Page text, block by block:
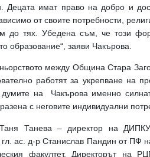
Децата имат право на добро и
от своите потребности,
до тях. Убедена съм, че този
заяви Чакърова.
между Община Стара
работят за укрепване на
думите на Чакърова именно
с неговите индивидуални
Танева – директор на
ас. д-р Станислав Пандин от ПФ
факултет. Директорът на